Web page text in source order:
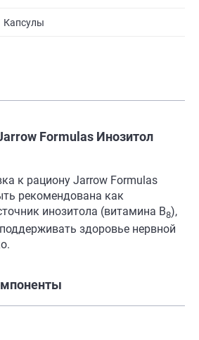
Капсулы
Formulas Инозитол
к рациону Jarrow Formulas
рекомендована как
инозитола (витамина В8),
здоровье нервной